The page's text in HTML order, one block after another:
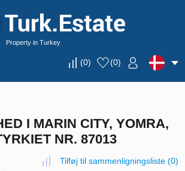
Property in Turkey
(0) (0)
I MARIN CITY, YOMRA,
NR. 87013
Tilføj til sammenligningsliste(0)